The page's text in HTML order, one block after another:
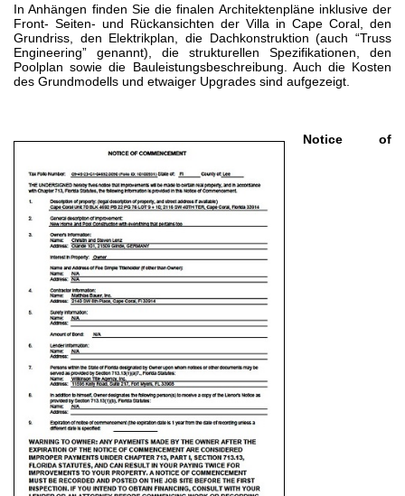
In Anhängen finden Sie die finalen Architektenpläne inklusive der
Front- Seiten- und Rückansichten der Villa in Cape Coral, den
Grundriss, den Elektrikplan, die Dachkonstruktion (auch “Truss
Engineering” genannt), die strukturellen Spezifikationen, den
Poolplan sowie die Bauleistungsbeschreibung. Auch die Kosten
des Grundmodells und etwaiger Upgrades sind aufgezeigt.
Notice of